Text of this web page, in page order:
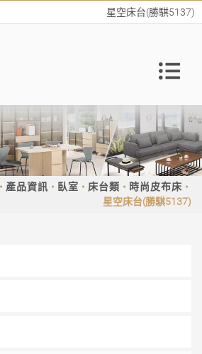
星空床台(勝騏5137)
產品資訊 臥室 床台類
時尚皮布床
星空床台(勝騏5137)